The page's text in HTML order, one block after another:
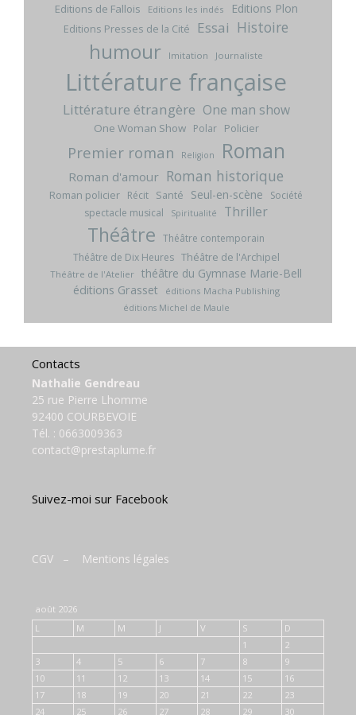
Editions de Fallois Editions les indés Editions Plon
Editions Presses de la Cité Essai Histoire
humour Imitation Journaliste
Littérature française
Littérature étrangère One man show
One Woman Show Polar Policier
Premier roman Religion Roman
Roman d'amour Roman historique
Roman policier Récit Santé Seul-en-scène
Société
spectacle musical
Spiritualité Thriller
Théâtre Théâtre contemporain
Théâtre de Dix Heures Théâtre de l'Archipel
Théâtre de l'Atelier théâtre du Gymnase Marie-Bell
éditions Grasset
éditions Macha Publishing
éditions Michel de Maule
Contacts
Nathalie Gendreau
25 rue Pierre Lhomme
92400 COURBEVOIE
Tél. : 0663009363
contact@prestaplume.fr
Suivez-moi sur Facebook
CGV – Mentions légales
août 2026
L
M M J V S
D
1
2
3
4 5 6 7 8
9
10
11 12 13 14 15
16
17
18 19 20 21 22
23
24
25 26 27 28 29 30